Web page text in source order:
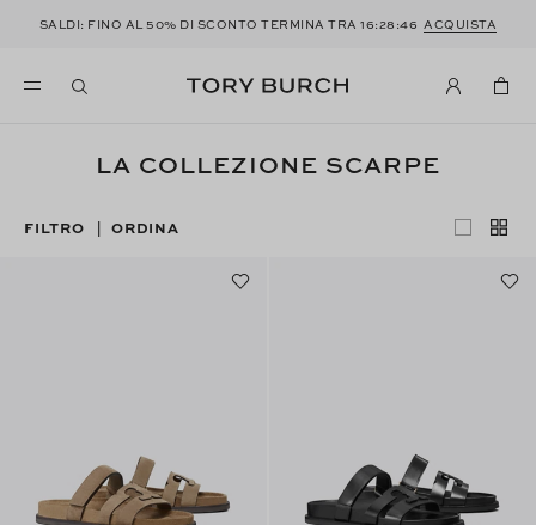
SALDI: FINO AL 50% DI SCONTO TERMINA TRA16:28:45 ACQUISTA
LA COLLEZIONE SCARPE
FILTRO | ORDINA